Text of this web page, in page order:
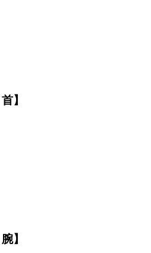
】
】